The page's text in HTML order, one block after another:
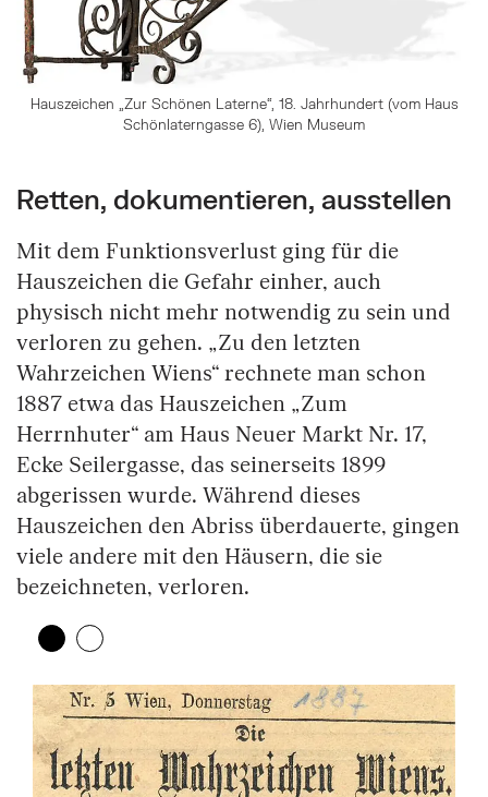
Hauszeichen „Zur Schönen Laterne“, 18. Jahrhundert (vom Haus
Schönlaterngasse 6), Wien Museum
Retten, dokumentieren, ausstellen
Mit dem Funktionsverlust ging für die
Hauszeichen die Gefahr einher, auch
physisch nicht mehr notwendig zu sein und
verloren zu gehen. „Zu den letzten
Wahrzeichen Wiens“ rechnete man schon
1887 etwa das Hauszeichen „Zum
Herrnhuter“ am Haus Neuer Markt Nr. 17,
Ecke Seilergasse, das seinerseits 1899
abgerissen wurde. Während dieses
Hauszeichen den Abriss überdauerte, gingen
viele andere mit den Häusern, die sie
bezeichneten, verloren.
Überspringe den Bilder Slider
Zeige 1. Element
(Aktuelles Element)
Zeige 2. Element